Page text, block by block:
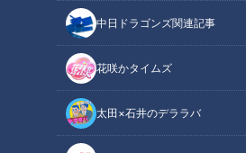
中日ドラゴンズ関連記事
花咲かタイムズ
太田×石井のデララバ